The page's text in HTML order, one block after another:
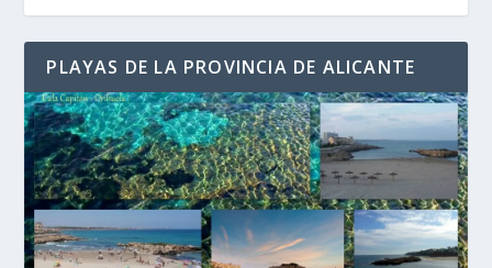
PLAYAS DE LA PROVINCIA DE ALICANTE